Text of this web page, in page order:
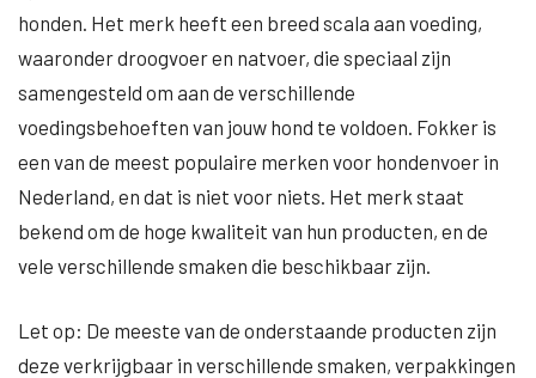
honden. Het merk heeft een breed scala aan voeding,
waaronder droogvoer en natvoer, die speciaal zijn
samengesteld om aan de verschillende
voedingsbehoeften van jouw hond te voldoen. Fokker is
een van de meest populaire merken voor hondenvoer in
Nederland, en dat is niet voor niets. Het merk staat
bekend om de hoge kwaliteit van hun producten, en de
vele verschillende smaken die beschikbaar zijn.
Let op: De meeste van de onderstaande producten zijn
deze verkrijgbaar in verschillende smaken, verpakkingen